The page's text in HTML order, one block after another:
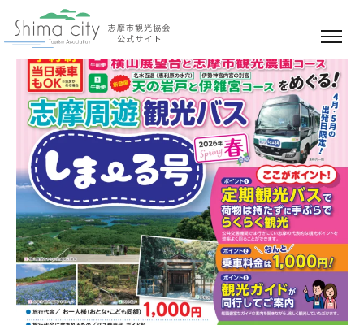
【ニュースリリース】志摩周遊観光バス「しま～る
号」を今年度も運行します